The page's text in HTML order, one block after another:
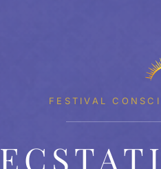
FESTIVAL